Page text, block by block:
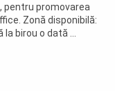
pentru promovarea
Zonă disponibilă:
birou o dată ...